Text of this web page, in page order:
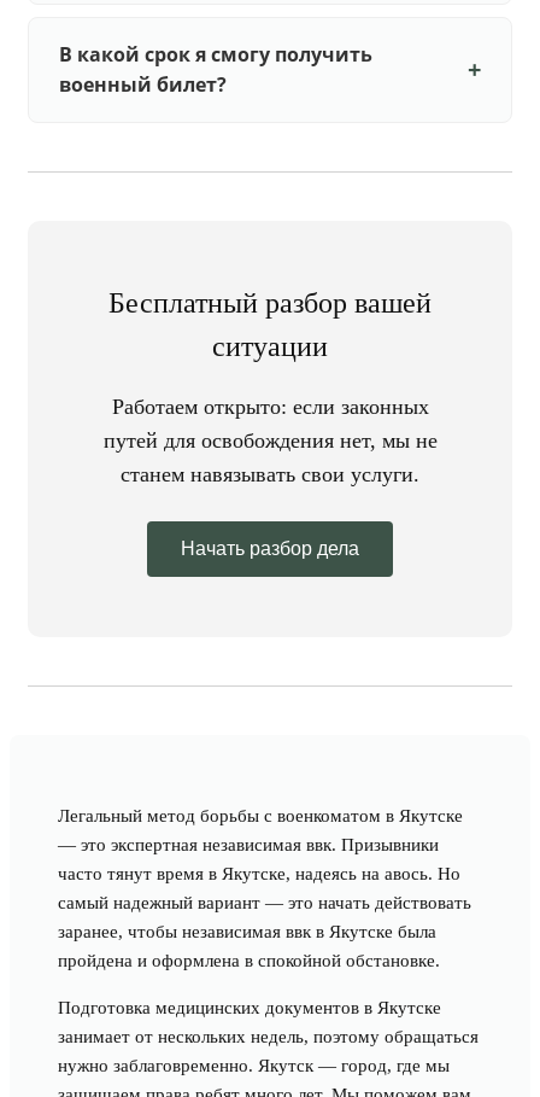
В какой срок я смогу получить
военный билет?
Бесплатный разбор вашей
ситуации
Работаем открыто: если законных
путей для освобождения нет, мы не
станем навязывать свои услуги.
Начать разбор дела
Легальный метод борьбы с военкоматом в Якутске
— это экспертная независимая ввк. Призывники
часто тянут время в Якутске, надеясь на авось. Но
самый надежный вариант — это начать действовать
заранее, чтобы независимая ввк в Якутске была
пройдена и оформлена в спокойной обстановке.
Подготовка медицинских документов в Якутске
занимает от нескольких недель, поэтому обращаться
нужно заблаговременно. Якутск — город, где мы